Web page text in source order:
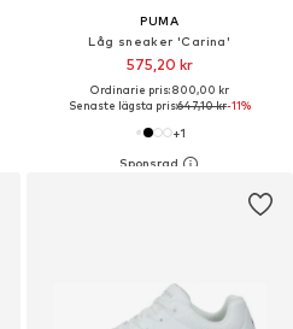
PUMA
Låg sneaker 'Carina'
575,20 kr
Ordinarie pris: 800,00 kr
Senaste lägsta pris:647,10 kr-11%
+1